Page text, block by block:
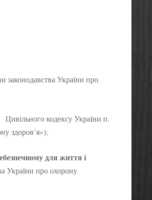
законодавства України про
кодексу України п.
здоров’я»);
для життя і
України про охорону